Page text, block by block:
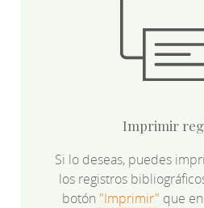
Imprimir
Si lo deseas, puedes
los registros
botón "Imprimir" que